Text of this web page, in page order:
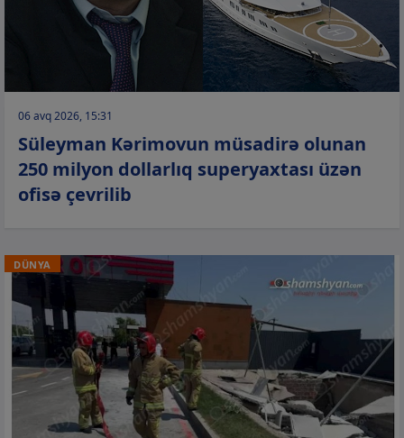
06 avq 2026, 15:31
Süleyman Kərimovun müsadirə olunan
250 milyon dollarlıq superyaxtası üzən
ofisə çevrilib
DÜNYA